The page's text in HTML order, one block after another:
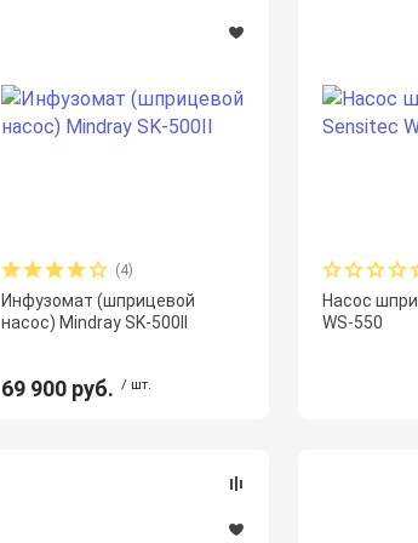
(4)
Инфузомат (шприцевой
насос) Mindray SK-500II
69 900 руб. / шт.
Насос
WS-550